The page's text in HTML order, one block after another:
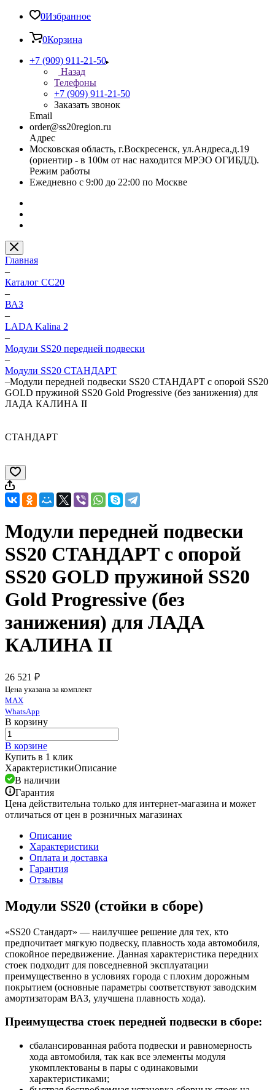
0Избранное
0Корзина
+7 (909) 911-21-50
Назад
Телефоны
+7 (909) 911-21-50
Заказать звонок
Email
order@ss20region.ru
Адрес
Московская область, г.Воскресенск, ул.Андреса,д.19
(ориентир - в 100м от нас находится МРЭО ОГИБДД).
Режим работы
Ежедневно с 9:00 до 22:00 по Москве
Главная
–
Каталог CC20
–
ВАЗ
–
LADA Kalina 2
–
Модули SS20 передней подвески
–
Модули SS20 СТАНДАРТ
–Модули передней подвески SS20 СТАНДАРТ c опорой SS20
GOLD пружиной SS20 Gold Progressive (без занижения) для
ЛАДА КАЛИНА II
СТАНДАРТ
Модули передней подвески
SS20 СТАНДАРТ c опорой
SS20 GOLD пружиной SS20
Gold Progressive (без
занижения) для ЛАДА
КАЛИНА II
26 521 ₽
Цена указана за комплект
MAX
WhatsApp
В корзину
В корзине
Купить в 1 клик
ХарактеристикиОписание
В наличии
Гарантия
Цена действительна только для интернет-магазина и может
отличаться от цен в розничных магазинах
Описание
Характеристики
Оплата и доставка
Гарантия
Отзывы
Модули SS20 (стойки в сборе)
«SS20 Стандарт» — наилучшее решение для тех, кто
предпочитает мягкую подвеску, плавность хода автомобиля,
спокойное передвижение. Данная характеристика передних
стоек подходит для повседневной эксплуатации
преимущественно в условиях города с плохим дорожным
покрытием (основные параметры соответствуют заводским
амортизаторам ВАЗ, улучшена плавность хода).
Преимущества стоек передней подвески в сборе:
сбалансированная работа подвески и равномерность
хода автомобиля, так как все элементы модуля
укомплектованы в пары с одинаковыми
характеристиками;